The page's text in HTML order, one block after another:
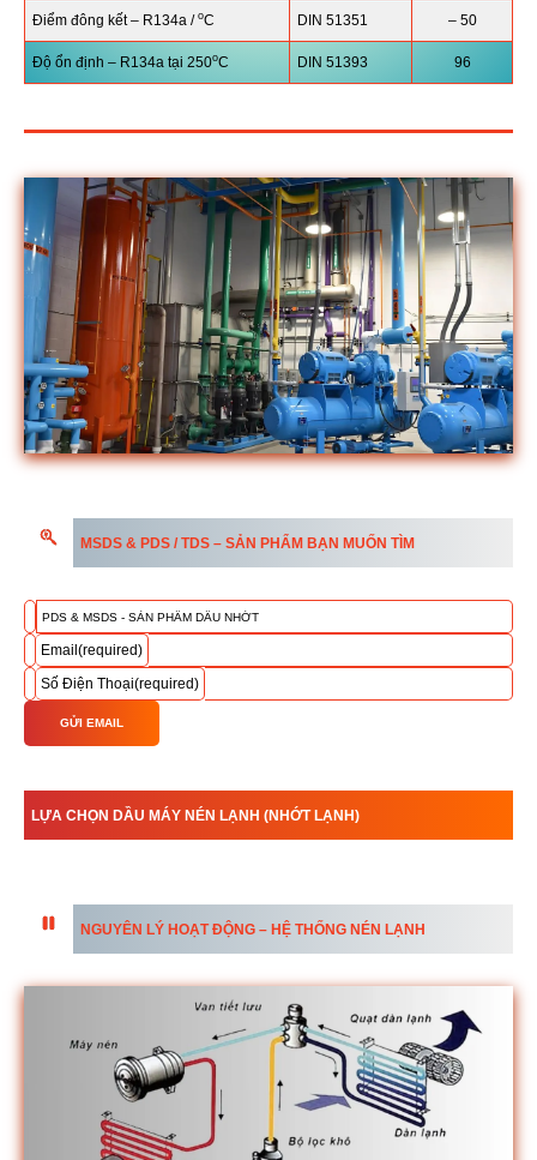
Điểm đông kết – R134a / oC DIN 51351 – 50
Độ ổn định – R134a tại 250oC DIN 51393 96
MSDS & PDS / TDS – SẢN PHẨM BẠN MUỐN TÌM
Email(required)
Số Điện Thoại(required)
GỬI EMAIL
LỰA CHỌN DẦU MÁY NÉN LẠNH (NHỚT LẠNH)
NGUYÊN LÝ HOẠT ĐỘNG – HỆ THỐNG NÉN LẠNH